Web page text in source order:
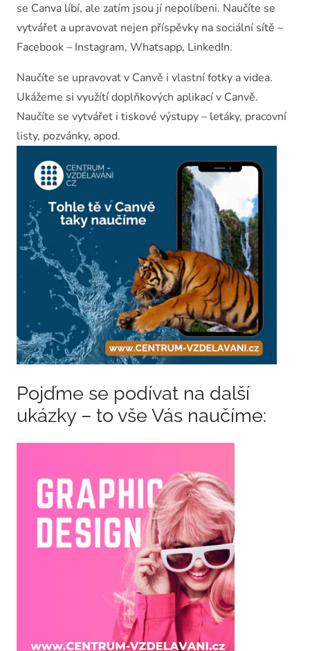
se Canva líbí, ale zatím jsou jí nepolíbeni. Naučíte se
vytvářet a upravovat nejen příspěvky na sociální sítě –
Facebook – Instagram, Whatsapp, LinkedIn.
Naučíte se upravovat v Canvě i vlastní fotky a videa.
Ukážeme si využítí doplňkových aplikací v Canvě.
Naučíte se vytvářet i tiskové výstupy – letáky, pracovní
listy, pozvánky, apod.
Pojďme se podívat na další
ukázky – to vše Vás naučíme: